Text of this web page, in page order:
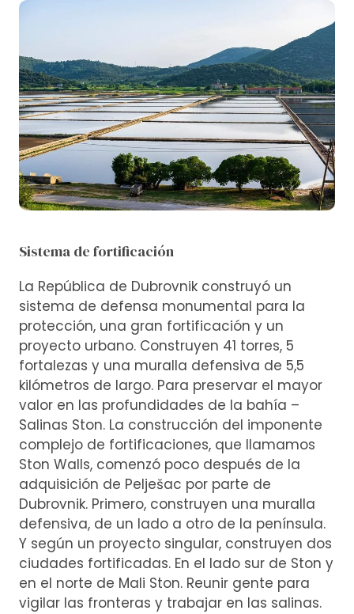
Sistema de fortificación
La República de Dubrovnik construyó un
sistema de defensa monumental para la
protección, una gran fortificación y un
proyecto urbano. Construyen 41 torres, 5
fortalezas y una muralla defensiva de 5,5
kilómetros de largo. Para preservar el mayor
valor en las profundidades de la bahía –
Salinas Ston. La construcción del imponente
complejo de fortificaciones, que llamamos
Ston Walls, comenzó poco después de la
adquisición de Pelješac por parte de
Dubrovnik. Primero, construyen una muralla
defensiva, de un lado a otro de la península.
Y según un proyecto singular, construyen dos
ciudades fortificadas. En el lado sur de Ston y
en el norte de Mali Ston. Reunir gente para
vigilar las fronteras y trabajar en las salinas.